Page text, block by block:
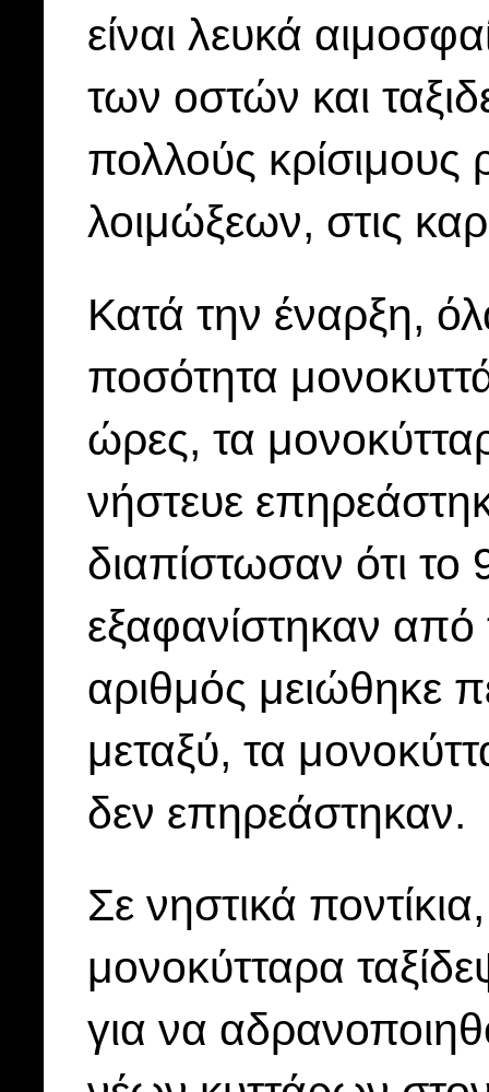
είναι λευκά
των οστών και
πολλούς
λοιμώξεων, στις
Κατά την έναρξη,
ποσότητα
ώρες, τα
νήστευε
διαπίστωσαν ότι
εξαφανίστηκαν από
αριθμός μειώθηκε
μεταξύ, τα
δεν επηρεάστηκαν.
Σε νηστικά
μονοκύτταρα
για να